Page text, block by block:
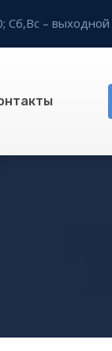
Сб,Вс – выходной